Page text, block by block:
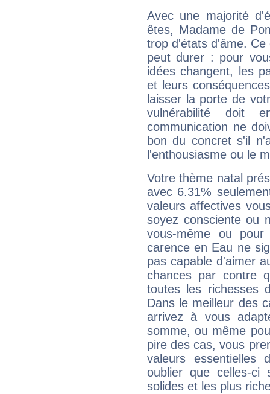
Avec une majorité
êtes, Madame de
trop d'états d'âme.
peut durer : pour
idées changent, les
et leurs
laisser la porte de
vulnérabilité doit
communication ne
bon du concret s'il
l'enthousiasme ou le
Votre thème natal
avec 6.31%
valeurs affectives
soyez consciente ou
vous-même ou
carence en Eau ne
pas capable d'aimer
chances par contre
toutes les richesses
Dans le meilleur des
arrivez à vous
somme, ou même
pire des cas, vous
valeurs
oublier que celles-
solides et les plus